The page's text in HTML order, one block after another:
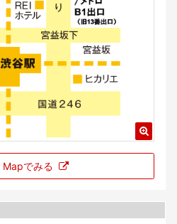
Mapでみる